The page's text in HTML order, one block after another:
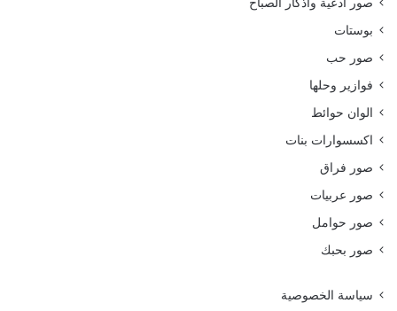
صور أدعية وأذكار الصباح
بوستات
صور حب
فوازير وحلها
الوان حوائط
اكسسوارات بنات
صور فراق
صور عربيات
صور حوامل
صور بحبك
سياسة الخصوصية